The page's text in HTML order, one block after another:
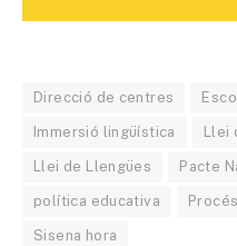
Direcció de centres
Immersió lingüística Llei
Llei de Llengües Pacte
política educativa
Sisena hora